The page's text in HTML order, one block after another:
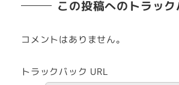
この投稿へのトラック
コメントはありません。
トラックバック URL